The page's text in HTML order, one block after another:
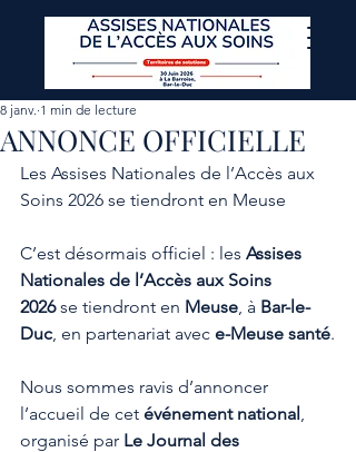
ANNONCE OFFICIELLE
8 janv. 1 min de lecture
Les Assises Nationales de l’Accès aux
Soins 2026 se tiendront en Meuse
C’est désormais officiel : les Assises
Nationales de l’Accès aux Soins
2026 se tiendront en Meuse, à Bar-le-
Duc, en partenariat avec e-Meuse santé.
Nous sommes ravis d’annoncer
l’accueil de cet événement national,
organisé par Le Journal des